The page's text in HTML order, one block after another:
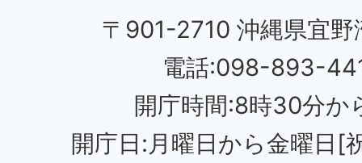
〒901-2710 沖縄県宜野
電話:098-893-
開庁時間:8時30分か
開庁日:月曜日から金曜日[